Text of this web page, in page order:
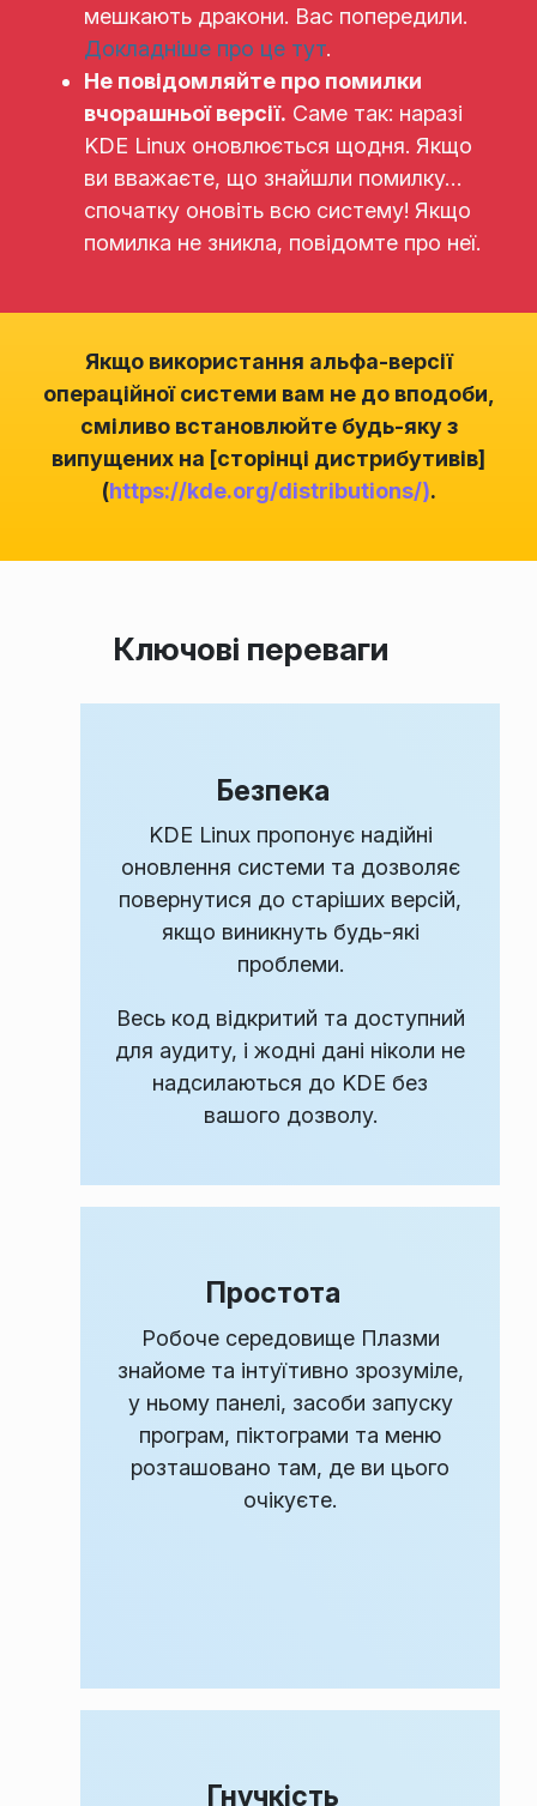
мешкають дракони. Вас попередили.
Докладніше про це тут.
Не повідомляйте про помилки
вчорашньої версії. Саме так: наразі
KDE Linux оновлюється щодня. Якщо
ви вважаєте, що знайшли помилку…
спочатку оновіть всю систему! Якщо
помилка не зникла, повідомте про неї.
Якщо використання альфа-версії
операційної системи вам не до вподоби,
сміливо встановлюйте будь-яку з
випущених на [сторінці дистрибутивів]
(https://kde.org/distributions/).
Ключові переваги
Безпека
KDE Linux пропонує надійні
оновлення системи та дозволяє
повернутися до старіших версій,
якщо виникнуть будь-які
проблеми.
Весь код відкритий та доступний
для аудиту, і жодні дані ніколи не
надсилаються до KDE без
вашого дозволу.
Простота
Робоче середовище Плазми
знайоме та інтуїтивно зрозуміле,
у ньому панелі, засоби запуску
програм, піктограми та меню
розташовано там, де ви цього
очікуєте.
Гнучкість